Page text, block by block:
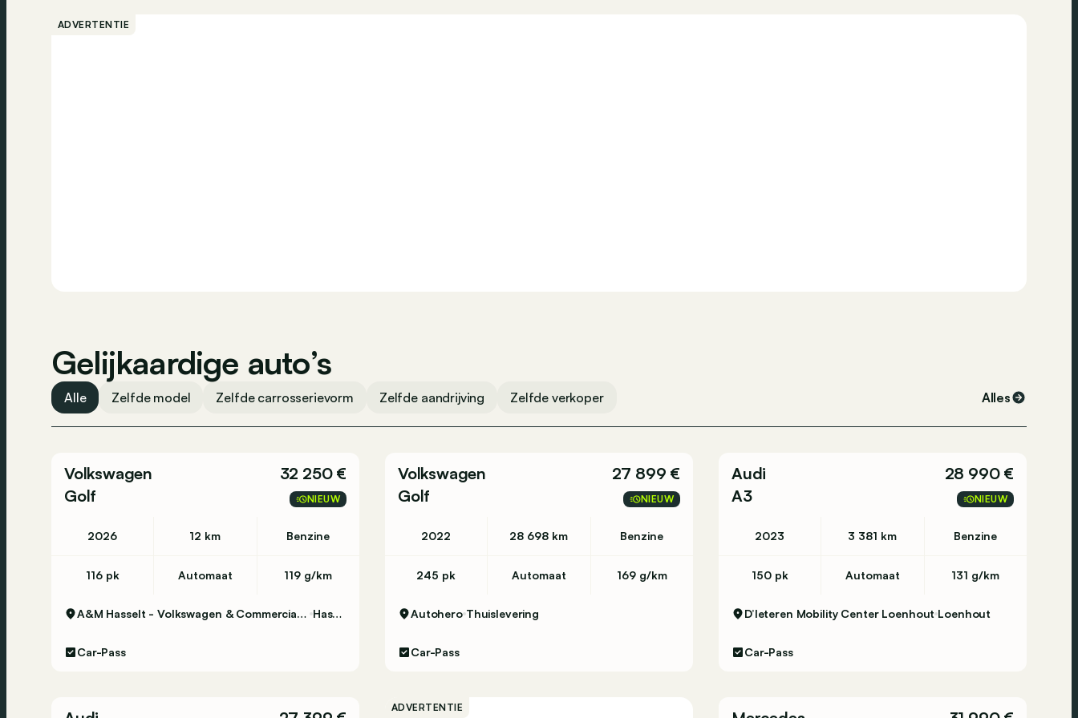
ADVERTENTIE
Gelijkaardige auto’s
Alle Zelfde model Zelfde carrosserievorm Zelfde aandrijving Zelfde verkoper Alles
Volkswagen
Golf
32 250 €
NIEUW
2026 12 km Benzine
116 pk Automaat 119 g/km
A&M Hasselt - Volkswagen & Commercial Vehicles Hasselt
Car-Pass
Volkswagen
Golf
27 899 €
NIEUW
2022 28 698 km Benzine
245 pk Automaat 169 g/km
Autohero Thuislevering
Car-Pass
Audi
A3
28 990 €
NIEUW
2023 3 381 km Benzine
150 pk Automaat 131 g/km
D’Ieteren Mobility Center Loenhout Loenhout
Car-Pass
ADVERTENTIE